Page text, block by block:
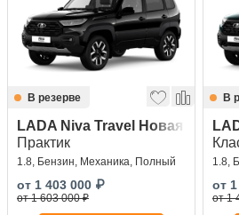
В резерве
LADA Niva Travel Новая
Практик
1.8, Бензин, Механика, Полный
от 1 403 000 ₽
от 1 603 000 ₽
В
1.8,
от
от 1